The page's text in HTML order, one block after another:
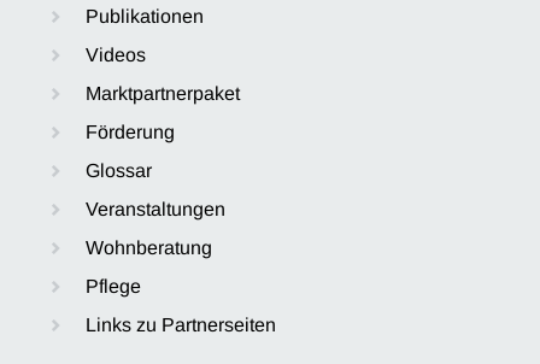
Publikationen
Videos
Marktpartnerpaket
Förderung
Glossar
Veranstaltungen
Wohnberatung
Pflege
Links zu Partnerseiten